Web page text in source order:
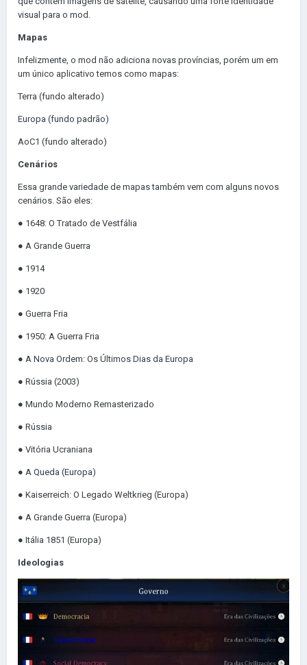
visual para o mod.
Mapas
Infelizmente, o mod não adiciona novas províncias, porém um em
um único aplicativo temos como mapas:
Terra (fundo alterado)
Europa (fundo padrão)
AoC1 (fundo alterado)
Cenários
Essa grande variedade de mapas também vem com alguns novos
cenários. São eles:
● 1648: O Tratado de Vestfália
● A Grande Guerra
● 1914
● 1920
● Guerra Fria
● 1950: A Guerra Fria
● A Nova Ordem: Os Últimos Dias da Europa
● Rússia (2003)
● Mundo Moderno Remasterizado
● Rússia
● Vitória Ucraniana
● A Queda (Europa)
● Kaiserreich: O Legado Weltkrieg (Europa)
● A Grande Guerra (Europa)
● Itália 1851 (Europa)
Ideologias